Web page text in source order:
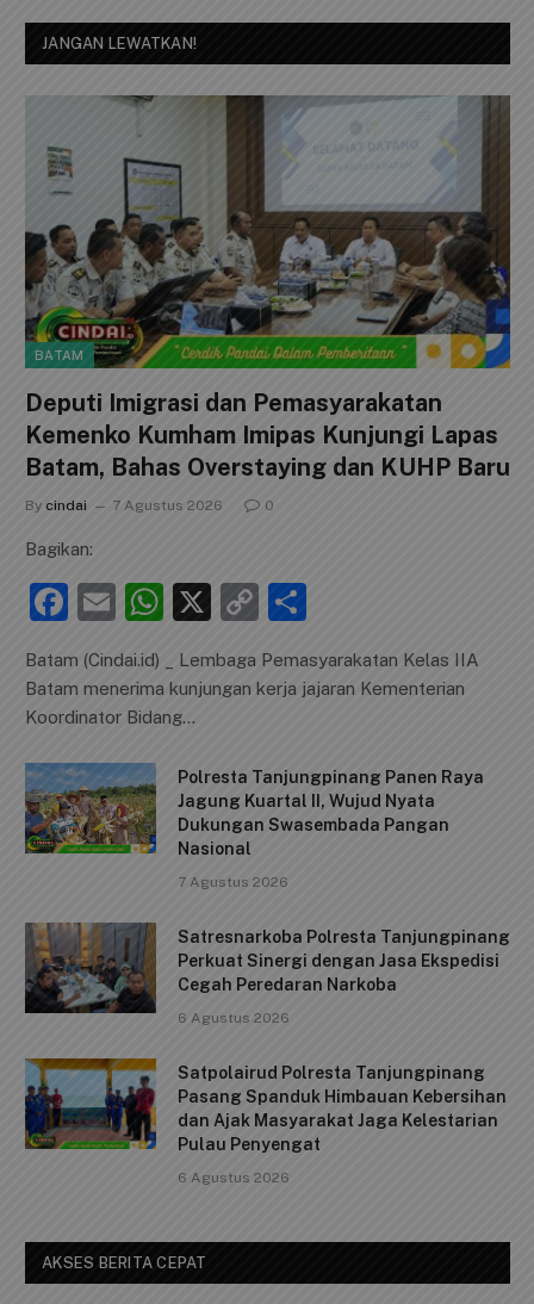
JANGAN LEWATKAN!
BATAM
Deputi Imigrasi dan Pemasyarakatan
Kemenko Kumham Imipas Kunjungi Lapas
Batam, Bahas Overstaying dan KUHP Baru
By cindai 7 Agustus 2026 0
Bagikan:
F
c
e
b
o
o
k
E
ai
l
W
at
s
p
p
X
C
p
n
k
ar
Batam (Cindai.id) _ Lembaga Pemasyarakatan Kelas IIA
Batam menerima kunjungan kerja jajaran Kementerian
Koordinator Bidang…
Polresta Tanjungpinang Panen Raya
Jagung Kuartal II, Wujud Nyata
Dukungan Swasembada Pangan
Nasional
7 Agustus 2026
Satresnarkoba Polresta Tanjungpinang
Perkuat Sinergi dengan Jasa Ekspedisi
Cegah Peredaran Narkoba
6 Agustus 2026
Satpolairud Polresta Tanjungpinang
Pasang Spanduk Himbauan Kebersihan
dan Ajak Masyarakat Jaga Kelestarian
Pulau Penyengat
6 Agustus 2026
AKSES BERITA CEPAT